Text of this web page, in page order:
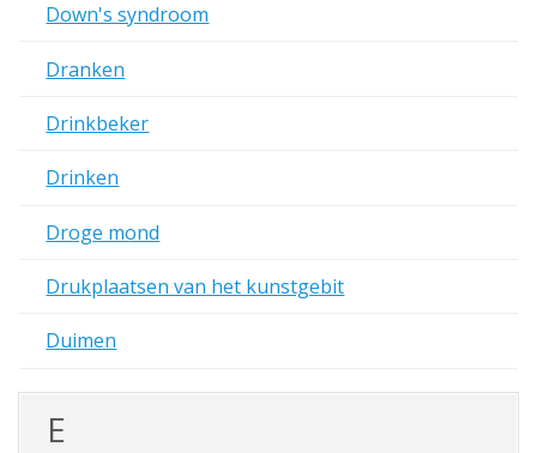
Down's syndroom
Dranken
Drinkbeker
Drinken
Droge mond
Drukplaatsen van het kunstgebit
Duimen
E